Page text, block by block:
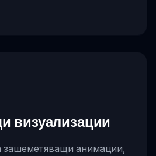
визуализации
зашеметяващи анимации,